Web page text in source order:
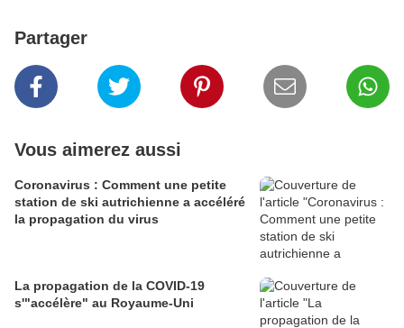
Partager
Vous aimerez aussi
Coronavirus : Comment une petite
station de ski autrichienne a accéléré
la propagation du virus
La propagation de la COVID-19
s'"accélère" au Royaume-Uni